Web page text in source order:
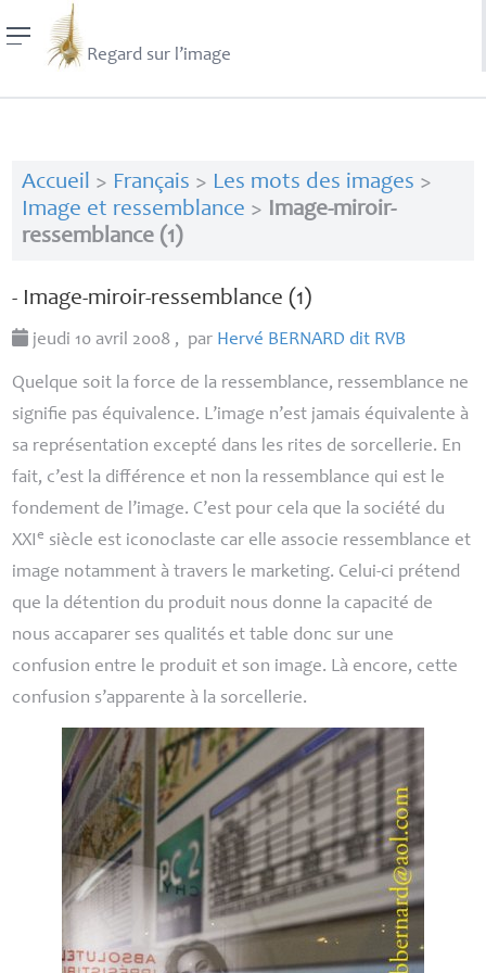
Regard sur l’image
Accueil > Français > Les mots des images >
Image et ressemblance > Image-miroir-
ressemblance (1)
- Image-miroir-ressemblance (1)
jeudi 10 avril 2008 , par Hervé BERNARD dit RVB
Quelque soit la force de la ressemblance, ressemblance ne
signifie pas équivalence. L’image n’est jamais équivalente à
sa représentation excepté dans les rites de sorcellerie. En
fait, c’est la différence et non la ressemblance qui est le
fondement de l’image. C’est pour cela que la société du
XXIe siècle est iconoclaste car elle associe ressemblance et
image notamment à travers le marketing. Celui-ci prétend
que la détention du produit nous donne la capacité de
nous accaparer ses qualités et table donc sur une
confusion entre le produit et son image. Là encore, cette
confusion s’apparente à la sorcellerie.